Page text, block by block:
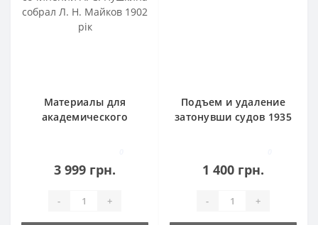
Материалы для
академического
3 999 грн.
- +
Подъем и удаление
затонувши судов 1935
1 400 грн.
- +